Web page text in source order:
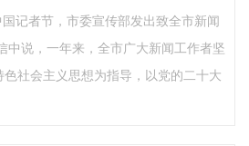
记者节，市委宣传部发出致全市新闻
中说，一年来，全市广大新闻工作者坚
社会主义思想为指导，以党的二十大